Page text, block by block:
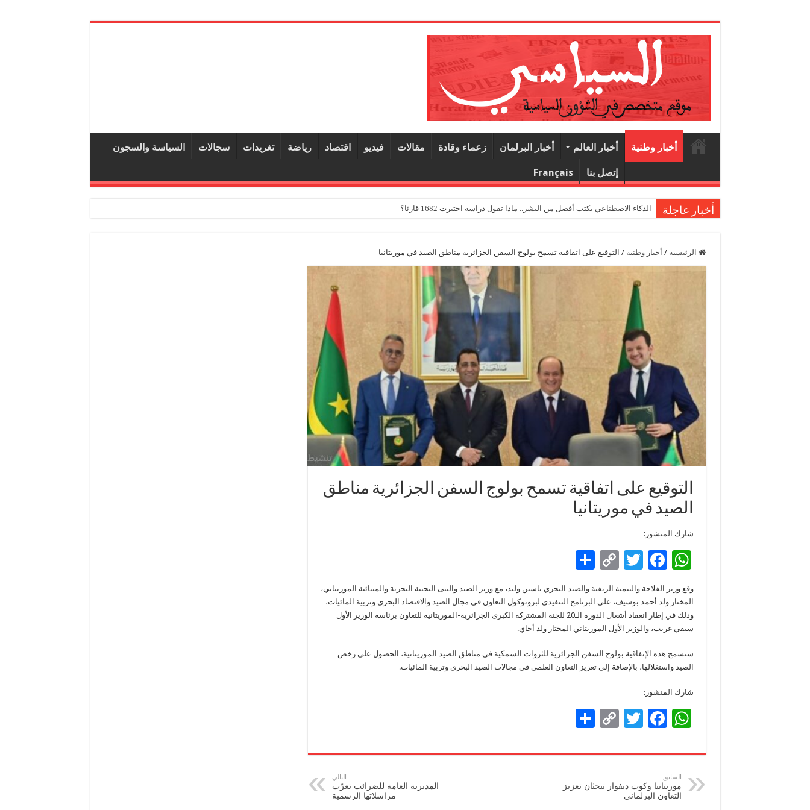
أخبار وطنية أخبار العالم أخبار البرلمان زعماء وقادة مقالات فيديو اقتصاد رياضة تغريدات سجالات السياسة والسجون
إتصل بنا Français
أخبار عاجلة الذكاء الاصطناعي يكتب أفضل من البشر.. ماذا تقول دراسة اختبرت 1682 قارئا؟
الرئيسية / أخبار وطنية / التوقيع على اتفاقية تسمح بولوج السفن الجزائرية مناطق الصيد في موريتانيا
التوقيع على اتفاقية تسمح بولوج السفن الجزائرية مناطق
الصيد في موريتانيا
شارك المنشور:
W
h
at
sA
p
p
F
ac
e
b
o
o
k
T
wi
tt
er
C
p
y
Li
n
k
h
ar
e
وقع وزير الفلاحة والتنمية الريفية والصيد البحري ياسين وليد، مع وزير الصيد والبنى التحتية البحرية والمينائية الموريتاني،
المختار ولد أحمد بوسيف، على البرنامج التنفيذي لبروتوكول التعاون في مجال الصيد والاقتصاد البحري وتربية المائيات،
وذلك في إطار انعقاد أشغال الدورة الـ20 للجنة المشتركة الكبرى الجزائرية-الموريتانية للتعاون برئاسة الوزير الأول
سيفي غريب، والوزير الأول الموريتاني المختار ولد أجاي.
ستسمح هذه الإتفاقية بولوج السفن الجزائرية للثروات السمكية في مناطق الصيد الموريتانية، الحصول على رخص
الصيد واستغلالها، بالإضافة إلى تعزيز التعاون العلمي في مجالات الصيد البحري وتربية المائيات.
شارك المنشور:
W
at
sA
p
F
e
b
o
T
tt
er
C
p
y
Li
ar
السابق
موريتانيا وكوت ديفوار تبحثان تعزيز
التعاون البرلماني
التالي
المديرية العامة للضرائب تعرّب
مراسلاتها الرسمية